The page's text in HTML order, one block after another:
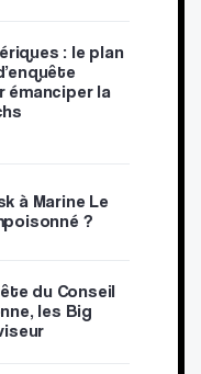
: le plan
émanciper la
à Marine Le
?
du Conseil
les Big